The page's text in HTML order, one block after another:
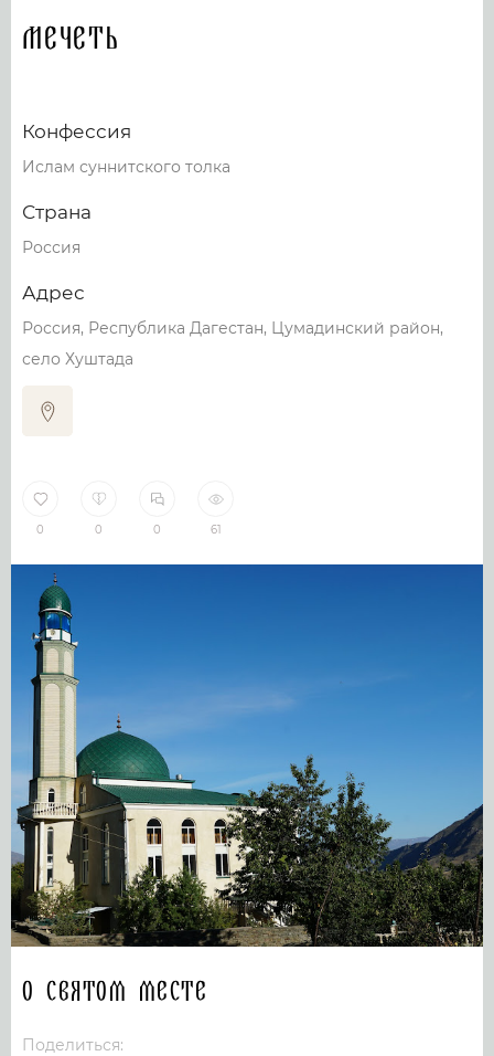
Мечеть
Конфессия
Ислам суннитского толка
Страна
Россия
Адрес
Россия, Республика Дагестан, Цумадинский район,
село Хуштада
0 0 0 61
О святом месте
Поделиться: